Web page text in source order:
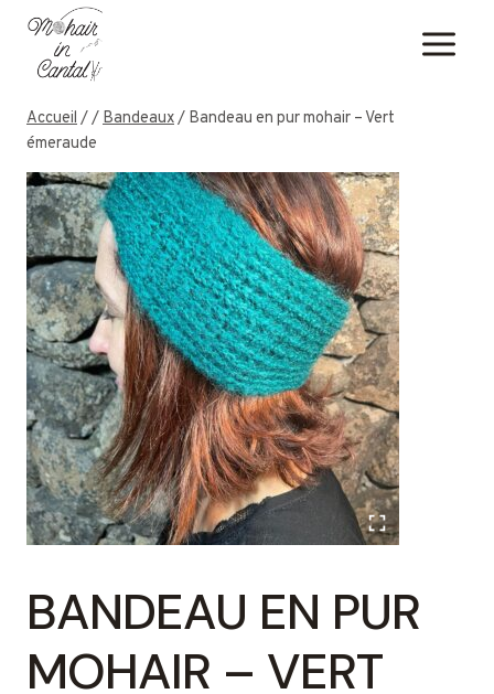
Aller
contenu
Accueil//Bandeaux/ Bandeau en pur mohair – Vert
émeraude
BANDEAU EN PUR
MOHAIR – VERT